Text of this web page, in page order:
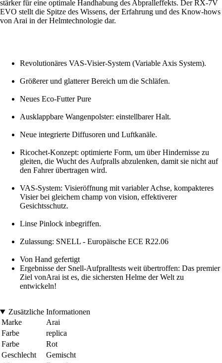
stärker für eine optimale Handhabung des Abpralleffekts. Der RX-7V
EVO stellt die Spitze des Wissens, der Erfahrung und des Know-hows
von Arai in der Helmtechnologie dar.
Revolutionäres VAS-Visier-System (Variable Axis System).
Größerer und glatterer Bereich um die Schläfen.
Neues Eco-Futter Pure
Ausklappbare Wangenpolster: einstellbarer Halt.
Neue integrierte Diffusoren und Luftkanäle.
Ricochet-Konzept: optimierte Form, um über Hindernisse zu
gleiten, die Wucht des Aufpralls abzulenken, damit sie nicht auf
den Fahrer übertragen wird.
VAS-System: Visieröffnung mit variabler Achse, kompakteres
Visier bei gleichem champ von vision, effektiverer
Gesichtsschutz.
Linse Pinlock inbegriffen.
Zulassung: SNELL - Europäische ECE R22.06
Von Hand gefertigt
Ergebnisse der Snell-Aufpralltests weit übertroffen: Das premier
Ziel vonArai ist es, die sichersten Helme der Welt zu
entwickeln!
Zusätzliche Informationen
Marke
Arai
Farbe
replica
Farbe
Rot
Geschlecht
Gemischt